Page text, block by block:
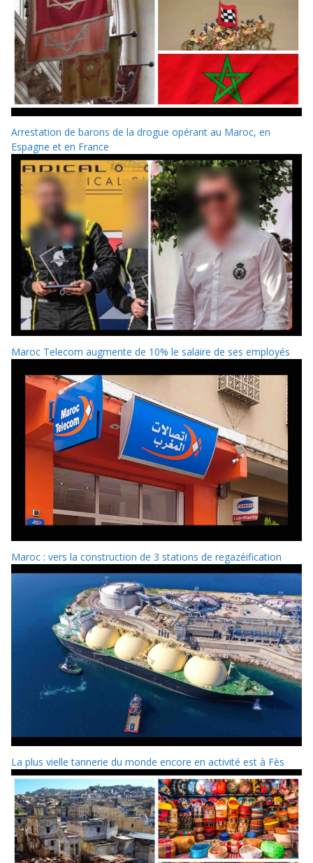
Arrestation de barons de la drogue opérant au Maroc, en
Espagne et en France
Maroc Telecom augmente de 10% le salaire de ses employés
Maroc : vers la construction de 3 stations de regazéification
La plus vielle tannerie du monde encore en activité est à Fès